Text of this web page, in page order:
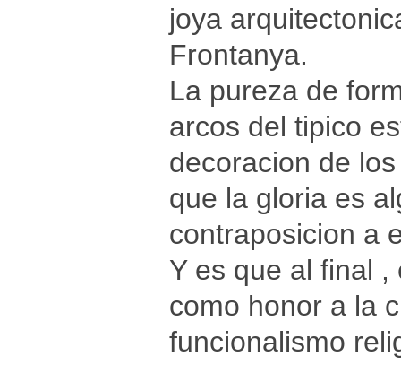
joya
Frontanya.
La pureza de
arcos del tipico
decoracion de
que la gloria es
contraposicion a
Y es que al final
como honor a la
funcionalismo